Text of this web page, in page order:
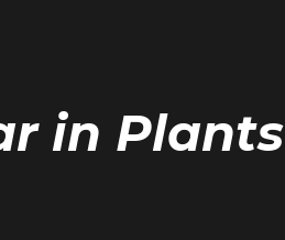
in Plants